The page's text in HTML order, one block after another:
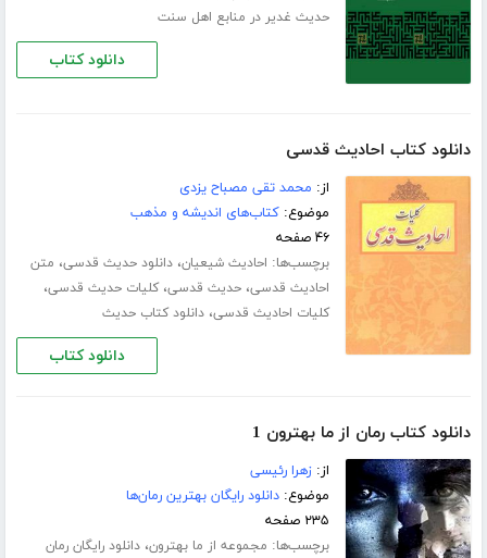
حدیث غدیر در منابع اهل سنت
دانلود کتاب
دانلود کتاب احادیث قدسی
از: محمد تقی مصباح یزدی
موضوع:کتاب‌های اندیشه و مذهب
۴۶ صفحه
برچسب‌ها: احادیث شیعیان،دانلود حدیث قدسی، متن
احادیث قدسی،حدیث قدسی،کلیات حدیث قدسی،
کلیات احادیث قدسی،دانلود کتاب حدیث
دانلود کتاب
دانلود کتاب رمان از ما بهترون 1
از:زهرا رئیسی
موضوع:دانلود رایگان بهترین رمان‌ها
۲۳۵ صفحه
برچسب‌ها: مجموعه از ما بهترون،دانلود رایگان رمان